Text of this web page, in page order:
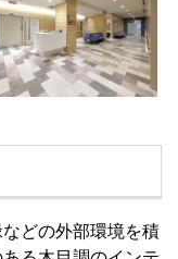
どの外部環境を積